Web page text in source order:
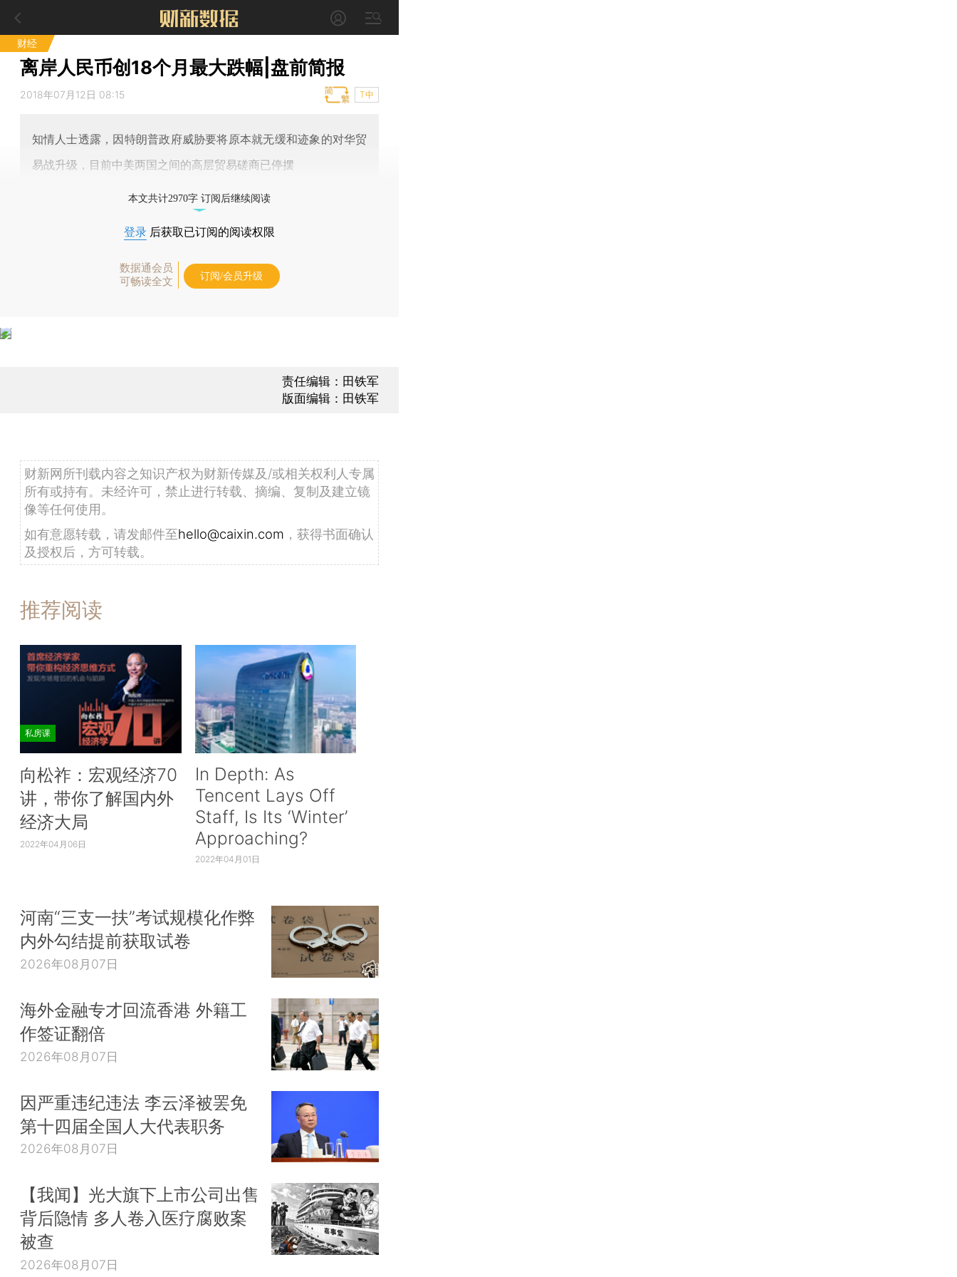
财经
离岸人民币创18个月最大跌幅|盘前简报
2018年07月12日 08:15 T中
知情人士透露，因特朗普政府威胁要将原本就无缓和迹象的对华贸
易战升级，目前中美两国之间的高层贸易磋商已停摆
本文共计2970字 订阅后继续阅读
登录 后获取已订阅的阅读权限
数据通会员
可畅读全文
订阅/会员升级
责任编辑：田铁军
版面编辑：田铁军
财新网所刊载内容之知识产权为财新传媒及/或相关权利人专属
所有或持有。未经许可，禁止进行转载、摘编、复制及建立镜
像等任何使用。
如有意愿转载，请发邮件至hello@caixin.com ，获得书面确认
及授权后，方可转载。
推荐阅读
私房课
向松祚：宏观经济70
讲，带你了解国内外
经济大局
2022年04月06日
In Depth: As
Tencent Lays Off
Staff, Is Its ‘Winter’
Approaching?
2022年04月01日
河南“三支一扶”考试规模化作弊
内外勾结提前获取试卷
2026年08月07日
海外金融专才回流香港 外籍工
作签证翻倍
2026年08月07日
因严重违纪违法 李云泽被罢免
第十四届全国人大代表职务
2026年08月07日
【我闻】光大旗下上市公司出售
背后隐情 多人卷入医疗腐败案
被查
2026年08月07日